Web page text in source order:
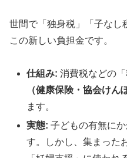
世間で「独身税」「子なし
この新しい負担金です。
仕組み: 消費税などの「
（健康保険・協会けん
ます。
実態: 子どもの有無に
す。しかし、集まった